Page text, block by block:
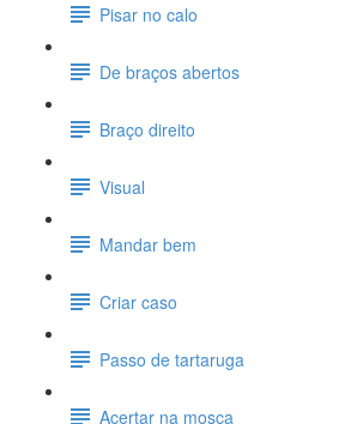
Pisar no calo
De braços abertos
Braço direito
Visual
Mandar bem
Criar caso
Passo de tartaruga
Acertar na mosca